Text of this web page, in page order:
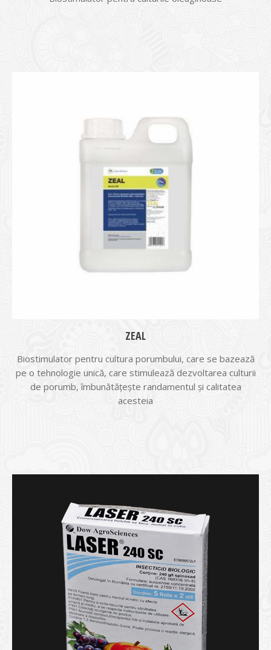
ZEAL
Biostimulator pentru cultura porumbului, care se bazează
pe o tehnologie unică, care stimulează dezvoltarea culturii
de porumb, îmbunătățește randamentul și calitatea
acesteia